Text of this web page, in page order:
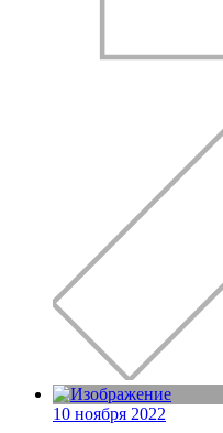
10 ноября 2022